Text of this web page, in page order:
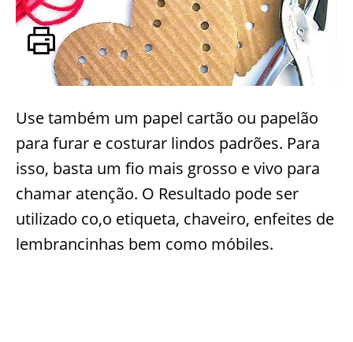
Use também um papel cartão ou papelão
para furar e costurar lindos padrões. Para
isso, basta um fio mais grosso e vivo para
chamar atenção. O Resultado pode ser
utilizado co,o etiqueta, chaveiro, enfeites de
lembrancinhas bem como móbiles.